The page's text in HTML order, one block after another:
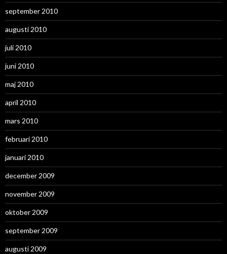
september 2010
augusti 2010
juli 2010
juni 2010
maj 2010
april 2010
mars 2010
februari 2010
januari 2010
december 2009
november 2009
oktober 2009
september 2009
augusti 2009